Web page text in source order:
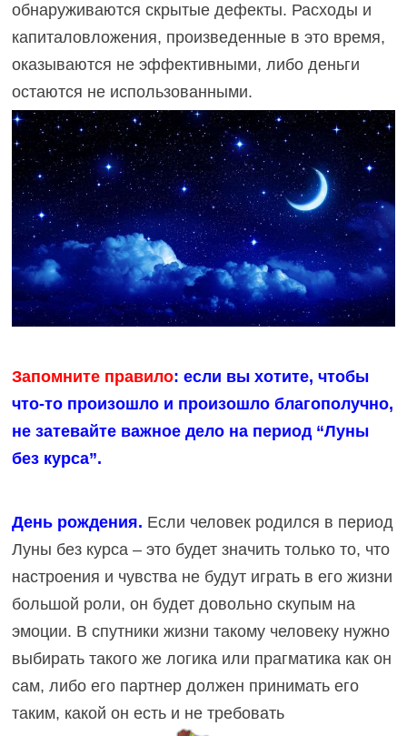
обнаруживаются скрытые дефекты. Расходы и
капиталовложения, произведенные в это время,
оказываются не эффективными, либо деньги
остаются не использованными.
Запомните правило: если вы хотите, чтобы
что-то произошло и произошло благополучно,
не затевайте важное дело на период “Луны
без курса”.
День рождения. Если человек родился в период
Луны без курса – это будет значить только то, что
настроения и чувства не будут играть в его жизни
большой роли, он будет довольно скупым на
эмоции. В спутники жизни такому человеку нужно
выбирать такого же логика или прагматика как он
сам, либо его партнер должен принимать его
таким, какой он есть и не требовать